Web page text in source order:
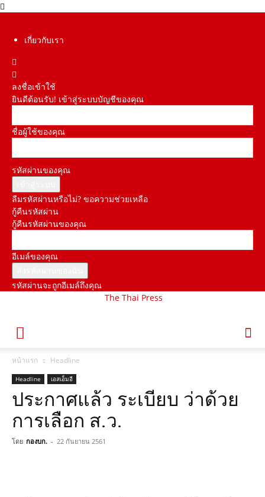
เกี่ยวกับเรา
ลงชื่อเข้าใช้
ยินดีต้อนรับ! เข้าสู่ระบบบัญชีของคุณ
ชื่อผู้ใช้ของคุณ
รหัสผ่านของคุณ
ลืมรหัสผ่านหรือไม่? ขอความช่วยเหลือ
กู้คืนรหัสผ่าน
กู้คืนรหัสผ่านของคุณ
อีเมล์ของคุณ
รหัสผ่านจะถูกอีเมล์ถึงคุณ
The Thai Press
หน้าแรก Headline
Headline เอสเอ็มอี
ประกาศแล้ว ระเบียบ ว่าด้วย
การเลือก ส.ว.
โดย กองบก. - 22 กันยายน 2561